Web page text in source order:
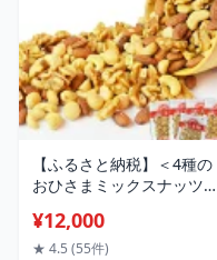
【ふるさと納税】＜4種の
おひさまミックスナッツ
※入金確認後、4か月以内に
順次出荷します! アーモン
¥12,000
★ 4.5 (55件)